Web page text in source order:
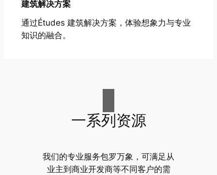
建筑解决方案
通过Études 建筑解决方案，体验想象力与专业
知识的融合。
一系列资源
我们的专业服务包罗万象，可满足从
业主到商业开发商等不同客户的需